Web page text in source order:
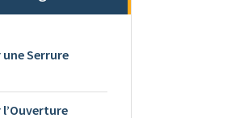
une Serrure